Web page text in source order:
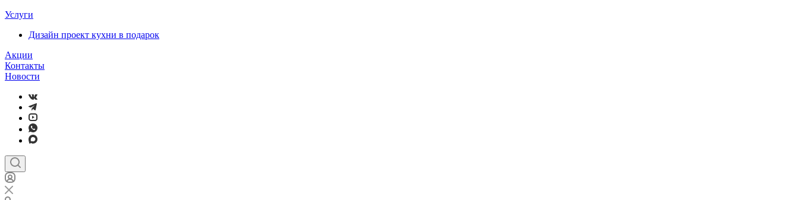
Услуги
Дизайн проект кухни в подарок
Акции
Контакты
Новости